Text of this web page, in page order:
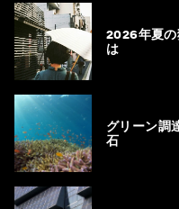
2026年夏の
は
グリーン調
石